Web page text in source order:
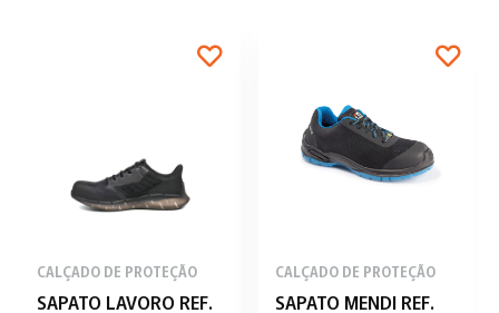
CALÇADO DE PROTEÇÃO
SAPATO LAVORO REF.
CALÇADO DE PROTEÇÃO
SAPATO MENDI REF.